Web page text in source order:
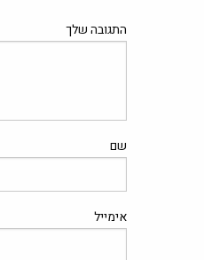
התגובה שלך
שם
אימייל